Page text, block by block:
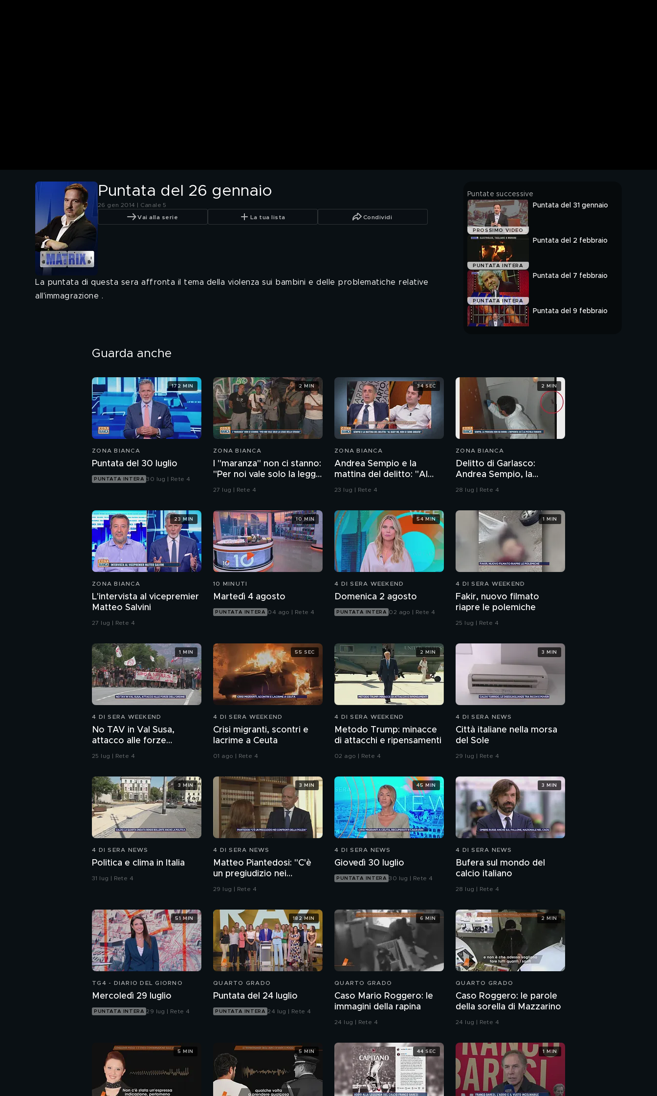
Puntata del 26 gennaio
26 gen 2014 | Canale 5
Vai alla serie La tua lista Condividi
La puntata di questa sera affronta il tema della violenza sui bambini e delle problematiche relative
all'immagrazione .
Puntate successive
PROSSIMO VIDEO
Puntata del 31 gennaio
PUNTATA INTERA
Puntata del 2 febbraio
PUNTATA INTERA
Puntata del 7 febbraio
Puntata del 9 febbraio
Guarda anche
ZONA BIANCA
Puntata del 30 luglio
PUNTATA INTERA 30 lug | Rete 4
172 MIN
ZONA BIANCA
I "maranza" non ci stanno:
"Per noi vale solo la legge
della strada"
27 lug | Rete 4
2 MIN
ZONA BIANCA
Andrea Sempio e la
mattina del delitto: "Al
bar' No, non ci sono
23 lug | Rete 4
34 SEC
ZONA BIANCA
Delitto di Garlasco:
Andrea Sempio, la
Procura di Pavia non ha
28 lug | Rete 4
2 MIN
ZONA BIANCA
L'intervista al vicepremier
Matteo Salvini
27 lug | Rete 4
23 MIN
10 MINUTI
Martedì 4 agosto
PUNTATA INTERA 04 ago | Rete 4
10 MIN
4 DI SERA WEEKEND
Domenica 2 agosto
PUNTATA INTERA 02 ago | Rete 4
54 MIN
4 DI SERA WEEKEND
Fakir, nuovo filmato
riapre le polemiche
25 lug | Rete 4
1 MIN
4 DI SERA WEEKEND
No TAV in Val Susa,
attacco alle forze
dell'ordine
25 lug | Rete 4
1 MIN
4 DI SERA WEEKEND
Crisi migranti, scontri e
lacrime a Ceuta
01 ago | Rete 4
55 SEC
4 DI SERA WEEKEND
Metodo Trump: minacce
di attacchi e ripensamenti
02 ago | Rete 4
2 MIN
4 DI SERA NEWS
Città italiane nella morsa
del Sole
29 lug | Rete 4
3 MIN
4 DI SERA NEWS
Politica e clima in Italia
31 lug | Rete 4
3 MIN
4 DI SERA NEWS
Matteo Piantedosi: "C'è
un pregiudizio nei
confronti della polizia"
29 lug | Rete 4
3 MIN
4 DI SERA NEWS
Giovedì 30 luglio
PUNTATA INTERA 30 lug | Rete 4
45 MIN
4 DI SERA NEWS
Bufera sul mondo del
calcio italiano
28 lug | Rete 4
3 MIN
TG4 - DIARIO DEL GIORNO
Mercoledì 29 luglio
PUNTATA INTERA 29 lug | Rete 4
51 MIN
QUARTO GRADO
Puntata del 24 luglio
PUNTATA INTERA 24 lug | Rete 4
182 MIN
QUARTO GRADO
Caso Mario Roggero: le
immagini della rapina
24 lug | Rete 4
6 MIN
QUARTO GRADO
Caso Roggero: le parole
della sorella di Mazzarino
24 lug | Rete 4
2 MIN
5 MIN 5 MIN 44 SEC 1 MIN